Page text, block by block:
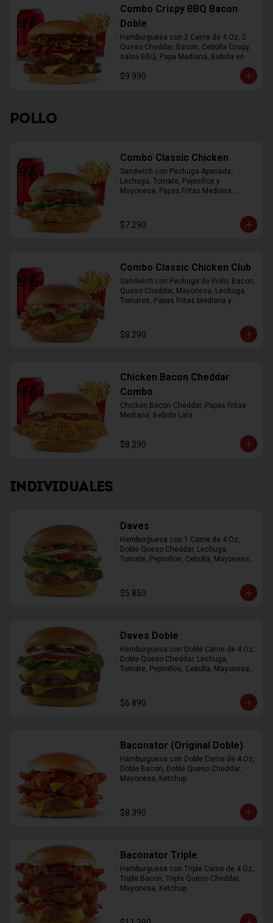
Combo Crispy BBQ Bacon
Doble
Hamburguesa con 2 Carne de 4 Oz, 2
Queso Cheddar, Bacon, Cebolla Crispy,
salsa BBQ, Papa Mediana, Bebida en
$9.990
POLLO
Combo Classic Chicken
Sandwich con Pechuga Apanada,
Lechuga, Tomate, Pepinillos y
Mayonesa, Papas Fritas Mediana,
$7.290
Combo Classic Chicken Club
Sandwich con Pechuga de Pollo, Bacon,
Queso Cheddar, Mayonesa, Lechuga,
Tomates, Papas Fritas Mediana y
$8.290
Chicken Bacon Cheddar
Combo
Chicken Bacon Cheddar, Papas Fritas
Mediana, Bebida Lata
$8.290
INDIVIDUALES
Daves
Hamburguesa con 1 Carne de 4 Oz,
Doble Queso Cheddar, Lechuga,
Tomate, Pepinillos, Cebolla, Mayonesa,
$5.850
Daves Doble
Hamburguesa con Doble Carne de 4 Oz,
Doble Queso Cheddar, Lechuga,
Tomate, Pepinillos, Cebolla, Mayonesa,
$6.890
Baconator (Original Doble)
Hamburguesa con Doble Carne de 4 Oz,
Doble Bacon, Doble Queso Cheddar,
Mayonesa, Ketchup
$8.390
Baconator Triple
Hamburguesa con Triple Carne de 4 Oz,
Triple Bacon, Triple Queso Cheddar,
Mayonesa, Ketchup